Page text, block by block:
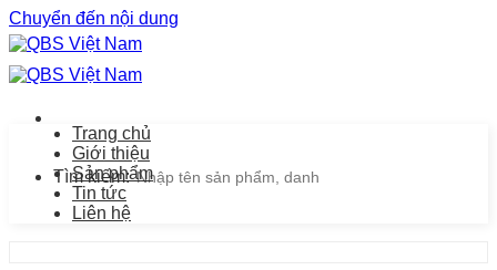
Chuyển đến nội dung
Tìm kiếm:
Trang chủ
Giới thiệu
Sản phẩm
Tin tức
Liên hệ